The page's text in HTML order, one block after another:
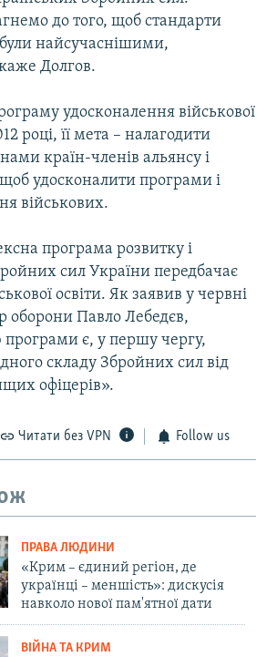
до того, щоб стандарти
були найсучаснішими,
Долгов.
удосконалення військової
році, її мета – налагодити
країн-членів альянсу і
удосконалити програми і
військових.
програма розвитку і
сил України передбачає
освіти. Як заявив у червні
оборони Павло Лебедєв,
є, у першу чергу,
складу Збройних сил від
офіцерів».
Читати без VPN Follow us
ПРАВА ЛЮДИНИ
«Крим – єдиний регіон, де
українці – меншість»: дискусія
навколо нової пам'ятної дати
ВІЙНА ТА КРИМ